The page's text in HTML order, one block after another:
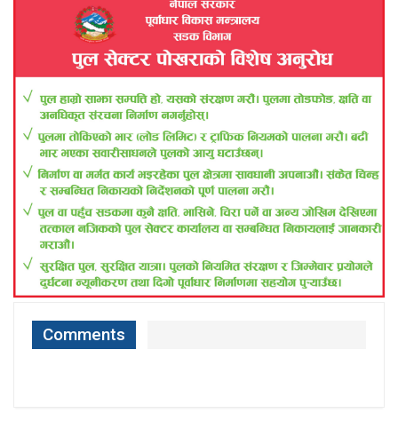
Comments